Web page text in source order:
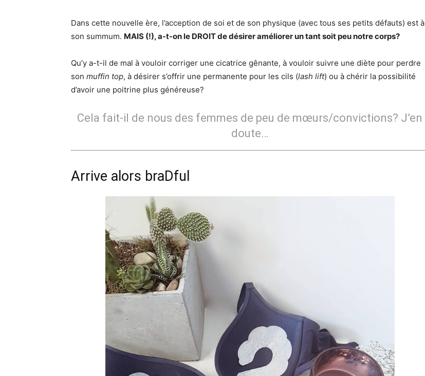
Dans cette nouvelle ère, l’acception de soi et de son physique (avec tous ses petits défauts) est à
son summum. MAIS (!), a-t-on le DROIT de désirer améliorer un tant soit peu notre corps?
Qu’y a-t-il de mal à vouloir corriger une cicatrice gênante, à vouloir suivre une diète pour perdre
son muffin top, à désirer s’offrir une permanente pour les cils (lash lift) ou à chérir la possibilité
d’avoir une poitrine plus généreuse?
Cela fait-il de nous des femmes de peu de mœurs/convictions? J’en
doute…
Arrive alors braDful